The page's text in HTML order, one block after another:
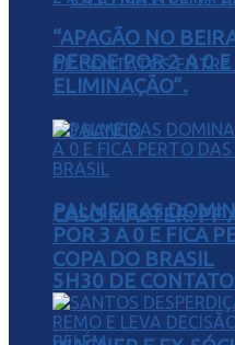
CASO MASTER: PF
5H30 DE
“APAGÃO NO
PERDE POR 2 A 0
ELIMINAÇÃO”.
PALMEIRAS
POR 3 A 0 E FICA
COPA DO BRASIL